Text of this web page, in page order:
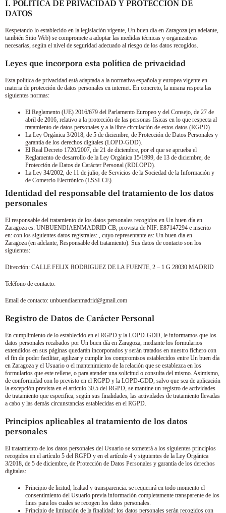
I. POLÍTICA DE PRIVACIDAD Y PROTECCIÓN DE
DATOS
Respetando lo establecido en la legislación vigente, Un buen día en Zaragoza (en adelante,
también Sitio Web) se compromete a adoptar las medidas técnicas y organizativas
necesarias, según el nivel de seguridad adecuado al riesgo de los datos recogidos.
Leyes que incorpora esta política de privacidad
Esta política de privacidad está adaptada a la normativa española y europea vigente en
materia de protección de datos personales en internet. En concreto, la misma respeta las
siguientes normas:
El Reglamento (UE) 2016/679 del Parlamento Europeo y del Consejo, de 27 de
abril de 2016, relativo a la protección de las personas físicas en lo que respecta al
tratamiento de datos personales y a la libre circulación de estos datos (RGPD).
La Ley Orgánica 3/2018, de 5 de diciembre, de Protección de Datos Personales y
garantía de los derechos digitales (LOPD-GDD).
El Real Decreto 1720/2007, de 21 de diciembre, por el que se aprueba el
Reglamento de desarrollo de la Ley Orgánica 15/1999, de 13 de diciembre, de
Protección de Datos de Carácter Personal (RDLOPD).
La Ley 34/2002, de 11 de julio, de Servicios de la Sociedad de la Información y
de Comercio Electrónico (LSSI-CE).
Identidad del responsable del tratamiento de los datos
personales
El responsable del tratamiento de los datos personales recogidos en Un buen día en
Zaragoza es: UNBUENDIAENMADRID CB , provista de NIF: E87147294 e inscrito
en: con los siguientes datos registrales: , cuyo representante es: Un buen día en
Zaragoza (en adelante, Responsable del tratamiento). Sus datos de contacto son los
siguientes:
Dirección: CALLE FELIX RODRIGUEZ DE LA FUENTE, 2 – 1 G 28030 MADRID
Teléfono de contacto:
Email de contacto: unbuendiaenmadrid@gmail.com
Registro de Datos de Carácter Personal
En cumplimiento de lo establecido en el RGPD y la LOPD-GDD, le informamos que los
datos personales recabados por Un buen día en Zaragoza , mediante los formularios
extendidos en sus páginas quedarán incorporados y serán tratados en nuestro fichero con
el fin de poder facilitar, agilizar y cumplir los compromisos establecidos entre Un buen día
en Zaragoza y el Usuario o el mantenimiento de la relación que se establezca en los
formularios que este rellene, o para atender una solicitud o consulta del mismo. Asimismo,
de conformidad con lo previsto en el RGPD y la LOPD-GDD, salvo que sea de aplicación
la excepción prevista en el artículo 30.5 del RGPD, se mantine un registro de actividades
de tratamiento que especifica, según sus finalidades, las actividades de tratamiento llevadas
a cabo y las demás circunstancias establecidas en el RGPD.
Principios aplicables al tratamiento de los datos
personales
El tratamiento de los datos personales del Usuario se someterá a los siguientes principios
recogidos en el artículo 5 del RGPD y en el artículo 4 y siguientes de la Ley Orgánica
3/2018, de 5 de diciembre, de Protección de Datos Personales y garantía de los derechos
digitales:
Principio de licitud, lealtad y transparencia: se requerirá en todo momento el
consentimiento del Usuario previa información completamente transparente de los
fines para los cuales se recogen los datos personales.
Principio de limitación de la finalidad: los datos personales serán recogidos con